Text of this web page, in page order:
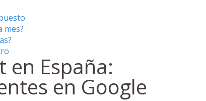
mes?
en España:
en Google